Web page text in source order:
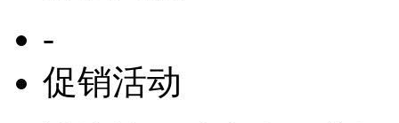
-
促销活动